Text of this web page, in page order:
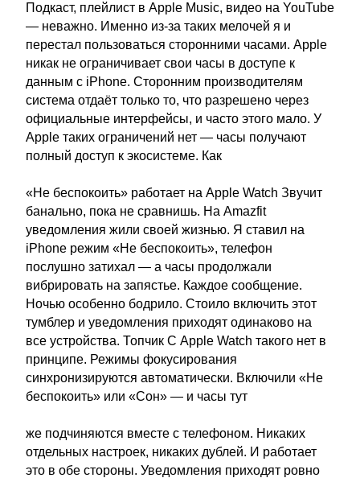
Подкаст, плейлист в Apple Music, видео на YouTube
— неважно. Именно из-за таких мелочей я и
перестал пользоваться сторонними часами. Apple
никак не ограничивает свои часы в доступе к
данным с iPhone. Сторонним производителям
система отдаёт только то, что разрешено через
официальные интерфейсы, и часто этого мало. У
Apple таких ограничений нет — часы получают
полный доступ к экосистеме. Как
«Не беспокоить» работает на Apple Watch Звучит
банально, пока не сравнишь. На Amazfit
уведомления жили своей жизнью. Я ставил на
iPhone режим «Не беспокоить», телефон
послушно затихал — а часы продолжали
вибрировать на запястье. Каждое сообщение.
Ночью особенно бодрило. Стоило включить этот
тумблер и уведомления приходят одинаково на
все устройства. Топчик С Apple Watch такого нет в
принципе. Режимы фокусирования
синхронизируются автоматически. Включили «Не
беспокоить» или «Сон» — и часы тут
же подчиняются вместе с телефоном. Никаких
отдельных настроек, никаких дублей. И работает
это в обе стороны. Уведомления приходят ровно